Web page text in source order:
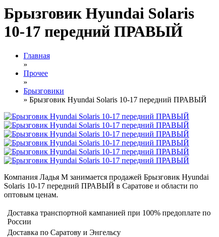
Брызговик Hyundai Solaris
10-17 передний ПРАВЫЙ
Главная
»
Прочее
»
Брызговики
» Брызговик Hyundai Solaris 10-17 передний ПРАВЫЙ
Компания Ладья М занимается продажей Брызговик Hyundai
Solaris 10-17 передний ПРАВЫЙ в Саратове и области по
оптовым ценам.
Доставка транспортной кампанией при 100% предоплате по
России
Доставка по Саратову и Энгельсу